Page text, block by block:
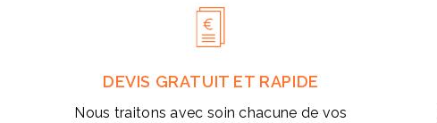
DEVIS GRATUIT ET RAPIDE
Nous traitons avec soin chacune de vos